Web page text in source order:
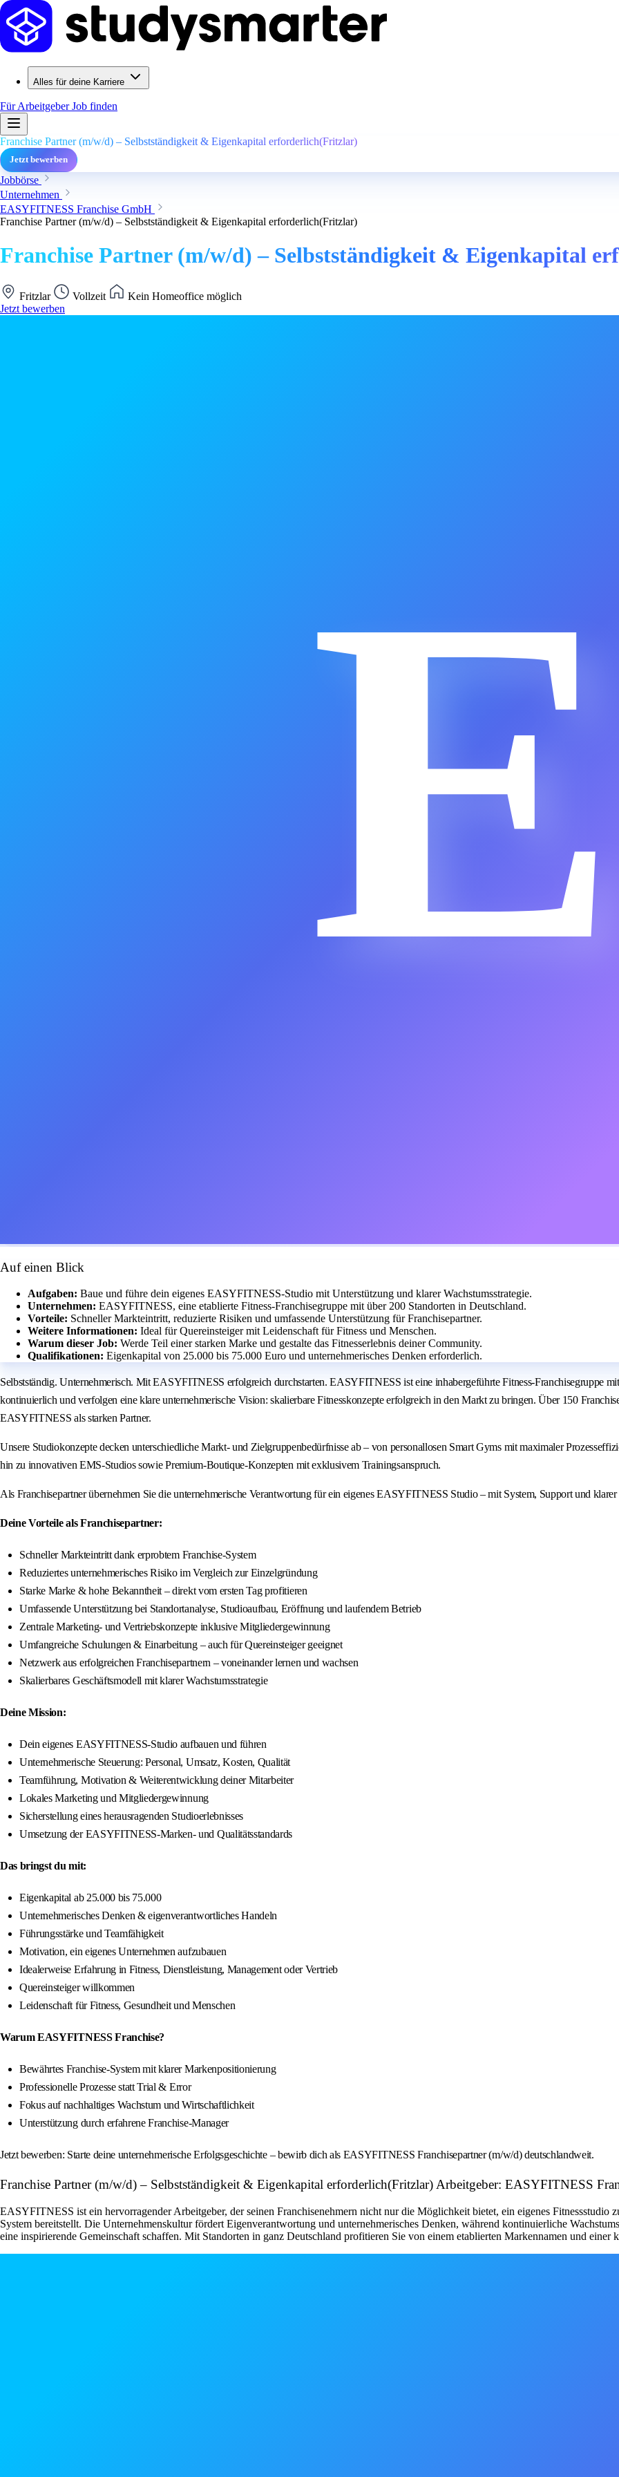
Alles für deine Karriere
Für ArbeitgeberJob finden
Franchise Partner (m/w/d) – Selbstständigkeit & Eigenkapital erforderlich(Fritzlar)
Jetzt bewerben
Jobbörse
Unternehmen
EASYFITNESS Franchise GmbH
Franchise Partner (m/w/d) – Selbstständigkeit & Eigenkapital erforderlich(Fritzlar)
Franchise Partner (m/w/d) – Selbstständigkeit & Eigenkapital
Fritzlar Vollzeit
Kein Homeoffice möglich
Jetzt bewerben
E
Auf einen Blick
Aufgaben: Baue und führe dein eigenes EASYFITNESS-Studio mit Unterstützung und klarer Wachstumsstrategie.
Unternehmen: EASYFITNESS, eine etablierte Fitness-Franchisegruppe mit über 200 Standorten in Deutschland.
Vorteile: Schneller Markteintritt, reduzierte Risiken und umfassende Unterstützung für Franchisepartner.
Weitere Informationen: Ideal für Quereinsteiger mit Leidenschaft für Fitness und Menschen.
Warum dieser Job: Werde Teil einer starken Marke und gestalte das Fitnesserlebnis deiner Community.
Qualifikationen: Eigenkapital von 25.000 bis 75.000 Euro und unternehmerisches Denken erforderlich.
Selbstständig. Unternehmerisch. Mit EASYFITNESS erfolgreich durchstarten. EASYFITNESS ist eine inhabergeführte Fitness-Franchisegruppe
kontinuierlich und verfolgen eine klare unternehmerische Vision: skalierbare Fitnesskonzepte erfolgreich in den Markt zu bringen. Über 150
EASYFITNESS als starken Partner.
Unsere Studiokonzepte decken unterschiedliche Markt- und Zielgruppenbedürfnisse ab – von personallosen Smart Gyms mit maximaler
hin zu innovativen EMS-Studios sowie Premium-Boutique-Konzepten mit exklusivem Trainingsanspruch.
Als Franchisepartner übernehmen Sie die unternehmerische Verantwortung für ein eigenes EASYFITNESS Studio – mit System, Support und
Deine Vorteile als Franchisepartner:
Schneller Markteintritt dank erprobtem Franchise-System
Reduziertes unternehmerisches Risiko im Vergleich zur Einzelgründung
Starke Marke & hohe Bekanntheit – direkt vom ersten Tag profitieren
Umfassende Unterstützung bei Standortanalyse, Studioaufbau, Eröffnung und laufendem Betrieb
Zentrale Marketing- und Vertriebskonzepte inklusive Mitgliedergewinnung
Umfangreiche Schulungen & Einarbeitung – auch für Quereinsteiger geeignet
Netzwerk aus erfolgreichen Franchisepartnern – voneinander lernen und wachsen
Skalierbares Geschäftsmodell mit klarer Wachstumsstrategie
Deine Mission:
Dein eigenes EASYFITNESS-Studio aufbauen und führen
Unternehmerische Steuerung: Personal, Umsatz, Kosten, Qualität
Teamführung, Motivation & Weiterentwicklung deiner Mitarbeiter
Lokales Marketing und Mitgliedergewinnung
Sicherstellung eines herausragenden Studioerlebnisses
Umsetzung der EASYFITNESS-Marken- und Qualitätsstandards
Das bringst du mit:
Eigenkapital ab 25.000 bis 75.000
Unternehmerisches Denken & eigenverantwortliches Handeln
Führungsstärke und Teamfähigkeit
Motivation, ein eigenes Unternehmen aufzubauen
Idealerweise Erfahrung in Fitness, Dienstleistung, Management oder Vertrieb
Quereinsteiger willkommen
Leidenschaft für Fitness, Gesundheit und Menschen
Warum EASYFITNESS Franchise?
Bewährtes Franchise-System mit klarer Markenpositionierung
Professionelle Prozesse statt Trial & Error
Fokus auf nachhaltiges Wachstum und Wirtschaftlichkeit
Unterstützung durch erfahrene Franchise-Manager
Jetzt bewerben: Starte deine unternehmerische Erfolgsgeschichte – bewirb dich als EASYFITNESS Franchisepartner (m/w/d) deutschlandweit.
Franchise Partner (m/w/d) – Selbstständigkeit & Eigenkapital erforderlich(Fritzlar) Arbeitgeber: EASYFITNESS
EASYFITNESS ist ein hervorragender Arbeitgeber, der seinen Franchisenehmern nicht nur die Möglichkeit bietet, ein eigenes Fitnessstudio
System bereitstellt. Die Unternehmenskultur fördert Eigenverantwortung und unternehmerisches Denken, während kontinuierliche
eine inspirierende Gemeinschaft schaffen. Mit Standorten in ganz Deutschland profitieren Sie von einem etablierten Markennamen und